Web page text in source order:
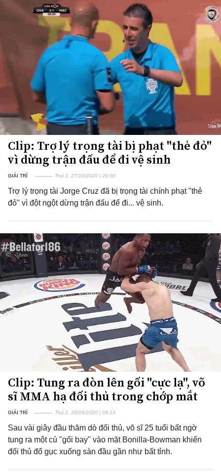
Clip: Trợ lý trọng tài bị phạt "thẻ đỏ"
vì dừng trận đấu để đi vệ sinh
GIẢI TRÍ Thứ 3, 27/10/2020 | 20:00
Trợ lý trọng tài Jorge Cruz đã bị trọng tài chính phạt "thẻ
đỏ" vì đột ngột dừng trận đấu để đi... vệ sinh.
Clip: Tung ra đòn lên gối "cực lạ", võ
sĩ MMA hạ đối thủ trong chớp mắt
GIẢI TRÍ Thứ 2, 28/09/2020 | 09:19
Sau vài giây đầu thăm dò đối thủ, võ sĩ 25 tuổi bất ngờ
tung ra một cú "gối bay" vào mặt Bonilla-Bowman khiến
đối thủ đổ gục xuống sàn đầu gần như bất tỉnh.